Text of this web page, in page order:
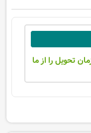
تحویل را از ما